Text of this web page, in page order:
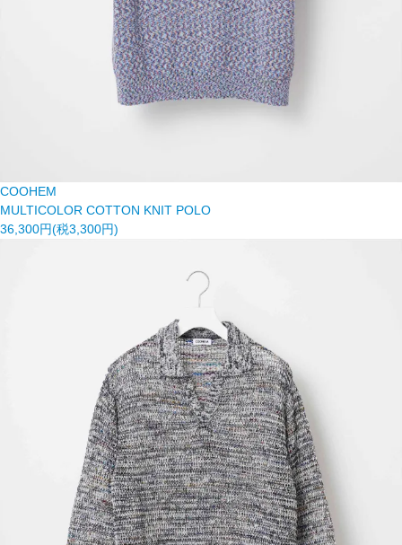
COOHEM
MULTICOLOR COTTON KNIT POLO
36,300円(税3,300円)